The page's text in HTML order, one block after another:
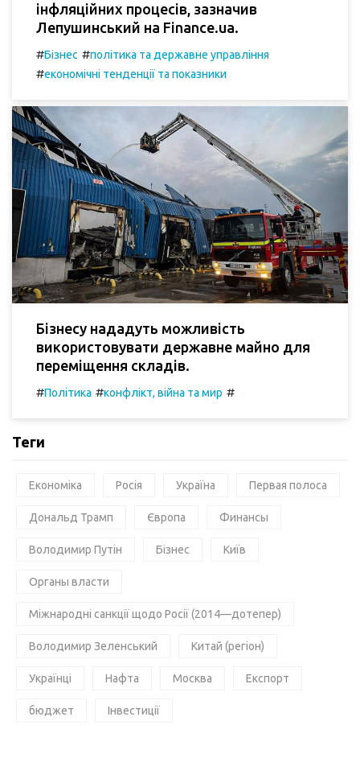
інфляційних процесів, зазначив
Лепушинський на Finance.ua.
#Бізнес #політика та державне управління
#економічні тенденції та показники
Бізнесу нададуть можливість
використовувати державне майно для
переміщення складів.
#Політика #конфлікт, війна та мир #
Теги
Економіка Росія Україна Первая полоса
Дональд Трамп Європа Финансы
Володимир Путін Бізнес Київ
Органы власти
Міжнародні санкції щодо Росії (2014—дотепер)
Володимир Зеленський Китай (регіон)
Українці Нафта Москва Експорт
бюджет Інвестиції